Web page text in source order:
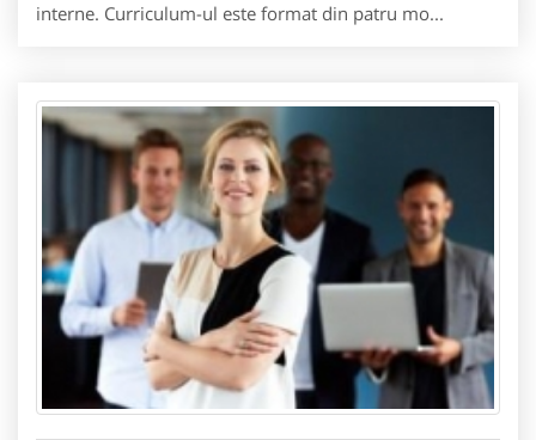
interne. Curriculum-ul este format din patru mo...